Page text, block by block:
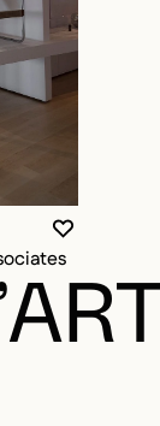
VOUS
FERMER
OUVRIR